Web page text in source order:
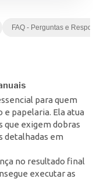
FAQ - Perguntas e
para quem
papelaria. Ela atua
exigem dobras
detalhadas em
no resultado final
executar as